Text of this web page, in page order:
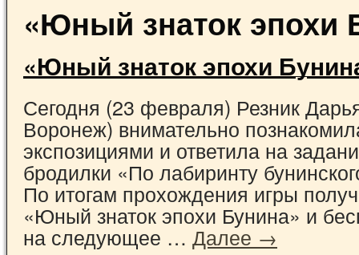
«Юный знаток эпохи
«Юный знаток эпохи
Сегодня (23 февраля) Резник
Воронеж) внимательно
экспозициями и ответила на
бродилки «По лабиринту
По итогам прохождения игры
«Юный знаток эпохи Бунина» и
на следующее … Далее →